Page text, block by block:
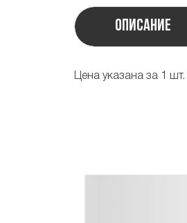
Описание
Цена указана за 1 шт.